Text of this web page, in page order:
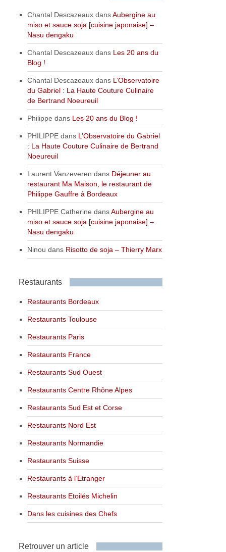
Chantal Descazeaux dansAubergine au
miso et sauce soja [cuisine japonaise] –
Nasu dengaku
Chantal Descazeaux dans Les 20 ans du
Blog !
Chantal Descazeaux dans L’Observatoire
du Gabriel : La Haute Couture Culinaire
de Bertrand Noeureuil
Philippe dans Les 20 ans du Blog !
PHILIPPE dans L’Observatoire du Gabriel
: La Haute Couture Culinaire de Bertrand
Noeureuil
Laurent Vanzeveren dans Déjeuner au
restaurant Ma Maison, le restaurant de
Philippe Gauffre à Bordeaux
PHILIPPE Catherine dansAubergine au
miso et sauce soja [cuisine japonaise] –
Nasu dengaku
Ninou dans Risotto de soja – Thierry Marx
Restaurants
Restaurants Bordeaux
Restaurants Toulouse
Restaurants Paris
Restaurants France
Restaurants Sud Ouest
Restaurants Centre Rhône Alpes
Restaurants Sud Est et Corse
Restaurants Nord Est
Restaurants Normandie
Restaurants Suisse
Restaurants à l’Etranger
Restaurants Etoilés Michelin
Dans les cuisines des Chefs
Retrouver un article